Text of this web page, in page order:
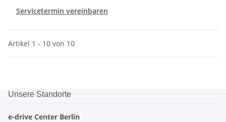
Servicetermin vereinbaren
Artikel 1 - 10 von 10
Unsere Standorte
e-drive Center Berlin